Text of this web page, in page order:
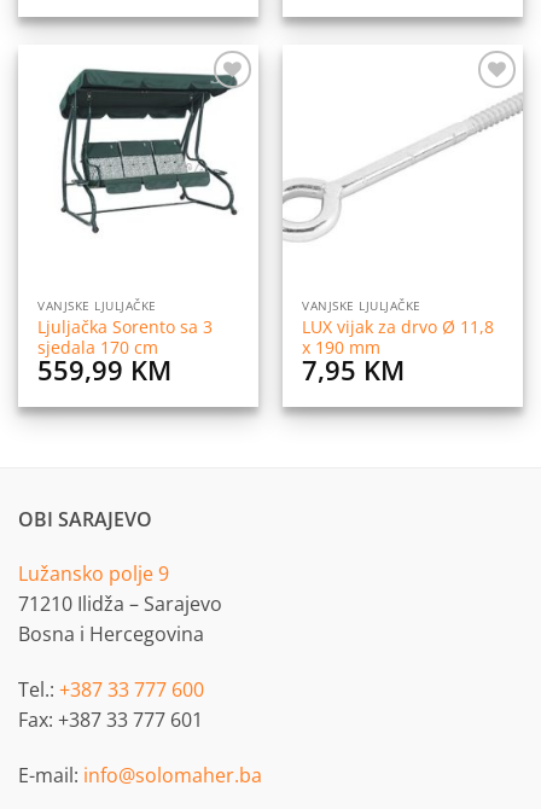
Dodaj
VANJSKE LJULJAČKE
Ljuljačka Sorento sa 3
sjedala 170 cm
559,99 KM
Dodaj
na
listu
VANJSKE LJULJAČKE
LUX vijak za drvo Ø 11,8
x 190 mm
7,95 KM
OBI SARAJEVO
Lužansko polje 9
71210 Ilidža – Sarajevo
Bosna i Hercegovina
Tel.: +387 33 777 600
Fax: +387 33 777 601
E-mail: info@solomaher.ba